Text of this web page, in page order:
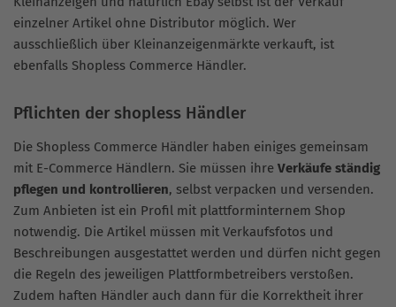
einzelner Artikel ohne Distributor möglich. Wer
ausschließlich über Kleinanzeigenmärkte verkauft, ist
ebenfalls Shopless Commerce Händler.
Pflichten der shopless Händler
Die Shopless Commerce Händler haben einiges gemeinsam
mit E-Commerce Händlern. Sie müssen ihre Verkäufe ständig
pflegen und kontrollieren, selbst verpacken und versenden.
Zum Anbieten ist ein Profil mit plattforminternem Shop
notwendig. Die Artikel müssen mit Verkaufsfotos und
Beschreibungen ausgestattet werden und dürfen nicht gegen
die Regeln des jeweiligen Plattformbetreibers verstoßen.
Zudem haften Händler auch dann für die Korrektheit ihrer